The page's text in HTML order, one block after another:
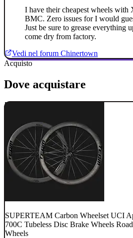
I have their cheapest wheels
BMC. Zero issues for I would
Just be sure to grease everything
come dry from factory.
Vedi nel forum Chinertown
Acquisto
Dove acquistare
SUPERTEAM Carbon Wheelset UCI
700C Tubeless Disc Brake Wheels
Wheels